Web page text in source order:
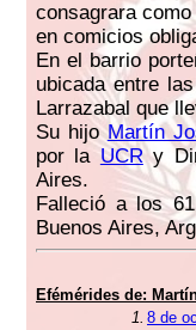
consagrara
en comicios
En el barrio
ubicada entre
Larrazabal que
Su hijoMartín
por la UCRy
Aires.
Falleció a los
Buenos Aires,
Efémérides de:
1. 8 de